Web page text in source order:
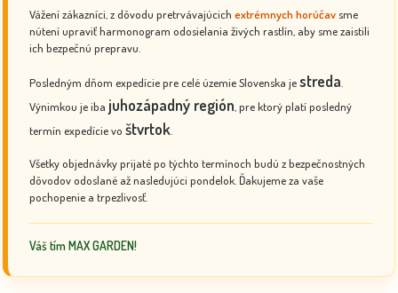
Vážení zákazníci, z dôvodu pretrvávajúcich extrémnych horúčav sme
nútení upraviť harmonogram odosielania živých rastlín, aby sme zaistili
ich bezpečnú prepravu.
Posledným dňom expedície pre celé územie Slovenska jestreda
Výnimkou je iba juhozápadný región , pre ktorý platí posledný
termín expedície vo štvrtok
Všetky objednávky prijaté po týchto termínoch budú z bezpečnostných
dôvodov odoslané až nasledujúci pondelok. Ďakujeme za vaše
pochopenie a trpezlivosť.
Váš tím MAX GARDEN!